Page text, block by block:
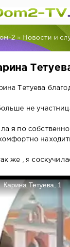
2 » Новости и
Тетуева
не
я по
же , я